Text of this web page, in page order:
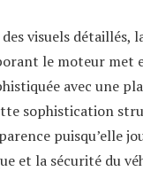
visuels détaillés,
le moteur met
avec une
sophistication
puisqu’elle
et la sécurité du